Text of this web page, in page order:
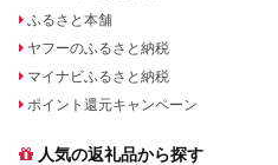
ふるさと本舗
ヤフーのふるさと納税
マイナビふるさと納税
ポイント還元キャンペーン
人気の返礼品から探す